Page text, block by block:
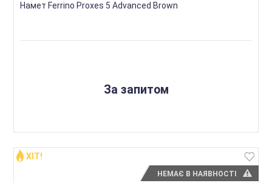
Намет Ferrino Proxes 5 Advanced Brown
За запитом
НЕМАЄ В НАЯВНОСТІ
ХІТ!